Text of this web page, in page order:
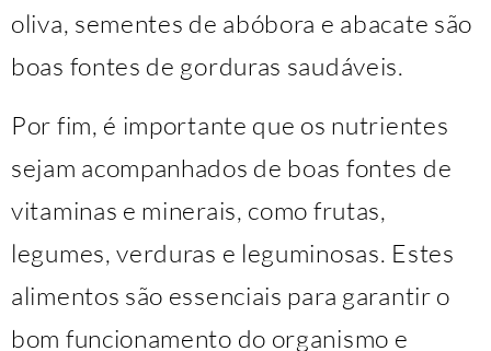
oliva, sementes de abóbora e abacate são
boas fontes de gorduras saudáveis.
Por fim, é importante que os nutrientes
sejam acompanhados de boas fontes de
vitaminas e minerais, como frutas,
legumes, verduras e leguminosas. Estes
alimentos são essenciais para garantir o
bom funcionamento do organismo e